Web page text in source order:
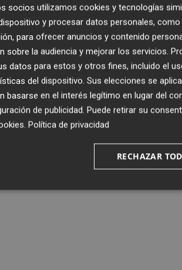
socios utilizamos cookies y tecnologías
y procesar datos personales,
para ofrecer anuncios y contenido
sobre la audiencia y mejorar los servicios.
datos para estos y otros fines, incluido el
del dispositivo. Sus elecciones se
basarse en el interés legítimo en lugar del
de publicidad. Puede retirar su
. Política de privacidad
RECHAZAR